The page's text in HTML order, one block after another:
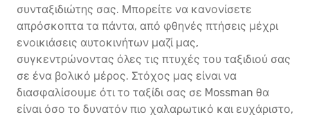
συνταξιδιώτης σας. Μπορείτε να κανονίσετε
απρόσκοπτα τα πάντα, από φθηνές πτήσεις μέχρι
ενοικιάσεις αυτοκινήτων μαζί μας,
συγκεντρώνοντας όλες τις πτυχές του ταξιδιού σας
σε ένα βολικό μέρος. Στόχος μας είναι να
διασφαλίσουμε ότι το ταξίδι σας σε Mossman θα
είναι όσο το δυνατόν πιο χαλαρωτικό και ευχάριστο,